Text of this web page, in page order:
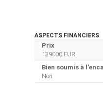
ASPECTS FINANCIERS
Prix
139000 EUR
Bien soumis à
Non